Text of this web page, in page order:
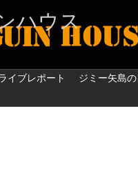
ハウス
イブレポート ジミー矢島